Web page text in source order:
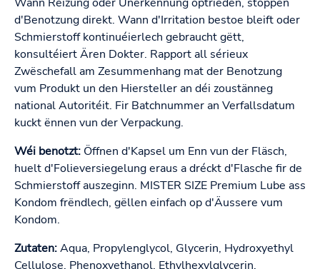
d'Benotzung direkt. Wann d'Irritation bestoe bleift oder
Schmierstoff kontinuéierlech gebraucht gëtt,
konsultéiert Ären Dokter. Rapport all sérieux
Zwëschefall am Zesummenhang mat der Benotzung
vum Produkt un den Hiersteller an déi zoustänneg
national Autoritéit. Fir Batchnummer an Verfallsdatum
kuckt ënnen vun der Verpackung.
Wéi benotzt: Öffnen d'Kapsel um Enn vun der Fläsch,
huelt d'Folieversiegelung eraus a dréckt d'Flasche fir de
Schmierstoff auszeginn. MISTER SIZE Premium Lube ass
Kondom frëndlech, gëllen einfach op d'Äussere vum
Kondom.
Zutaten:Aqua, Propylenglycol, Glycerin, Hydroxyethyl
Cellulose, Phenoxyethanol, Ethylhexylglycerin,